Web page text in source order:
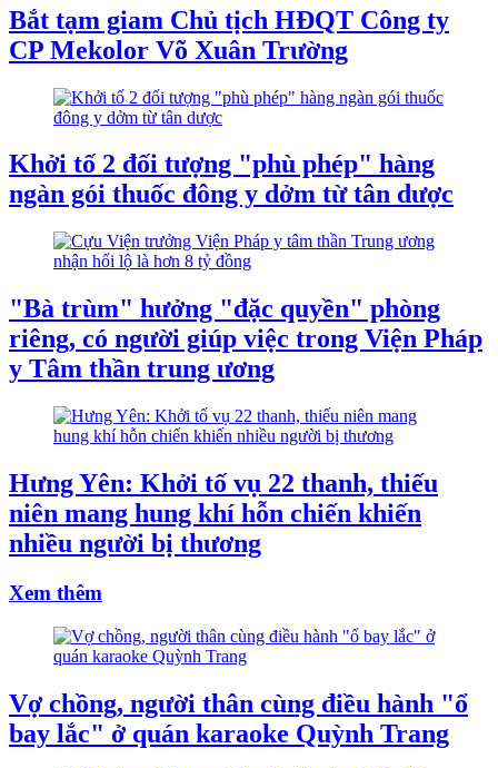
Bắt tạm giam Chủ tịch HĐQT Công ty
CP Mekolor Võ Xuân Trường
Khởi tố 2 đối tượng "phù phép" hàng
ngàn gói thuốc đông y dởm từ tân dược
"Bà trùm" hưởng "đặc quyền" phòng
riêng, có người giúp việc trong Viện Pháp
y Tâm thần trung ương
Hưng Yên: Khởi tố vụ 22 thanh, thiếu
niên mang hung khí hỗn chiến khiến
nhiều người bị thương
Xem thêm
Vợ chồng, người thân cùng điều hành "ổ
bay lắc" ở quán karaoke Quỳnh Trang